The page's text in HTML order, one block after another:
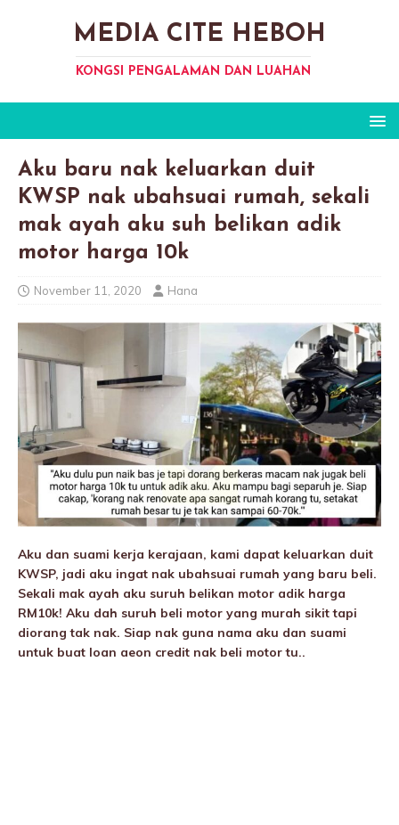
MEDIA CITE HEBOH
KONGSI PENGALAMAN DAN LUAHAN
Aku baru nak keluarkan duit
KWSP nak ubahsuai rumah, sekali
mak ayah aku suh belikan adik
motor harga 10k
November 11, 2020 Hana
Aku dan suami kerja kerajaan, kami dapat keluarkan duit
KWSP, jadi aku ingat nak ubahsuai rumah yang baru beli.
Sekali mak ayah aku suruh belikan motor adik harga
RM10k! Aku dah suruh beli motor yang murah sikit tapi
diorang tak nak. Siap nak guna nama aku dan suami
untuk buat loan aeon credit nak beli motor tu..